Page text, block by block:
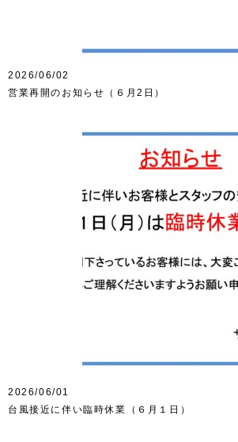
2026/06/02
営業再開のお知らせ（６月2日）
2026/06/01
台風接近に伴い臨時休業（６月１日）